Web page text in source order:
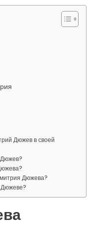
Дюжев в своей
Дюжева?